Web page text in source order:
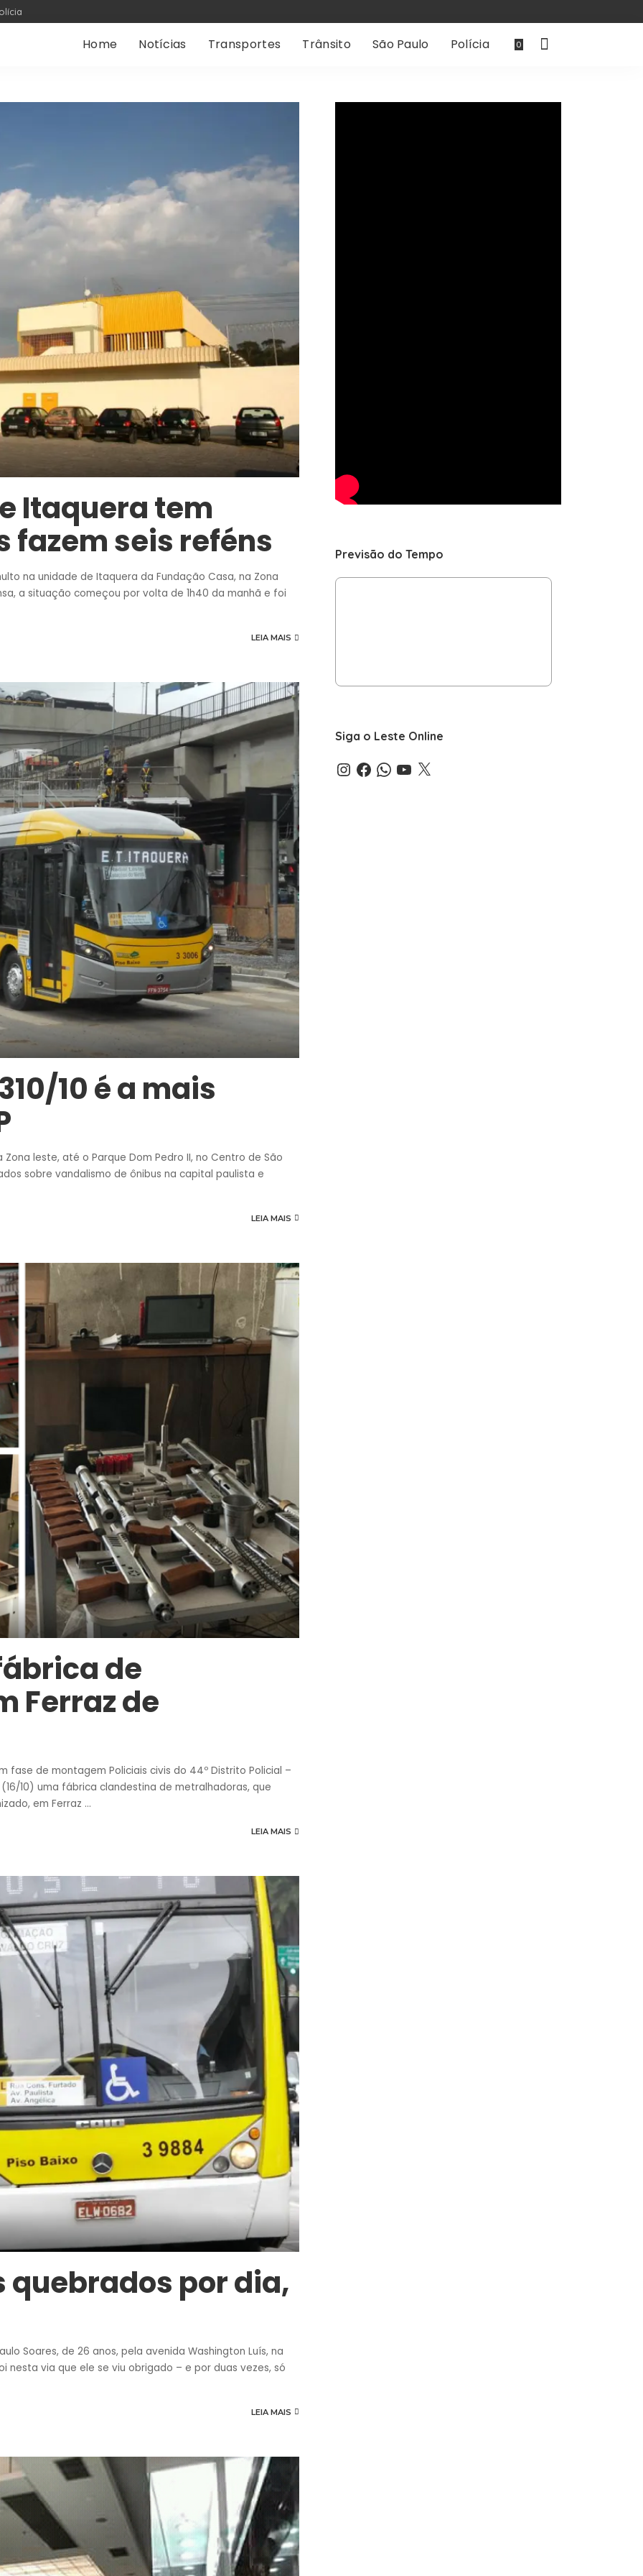
Home Notícias Transportes Trânsito São Paulo Polícia 0
Itaquera tem
fazem seis reféns
na unidade de Itaquera da Fundação Casa, na Zona
a situação começou por volta de 1h40 da manhã e foi
LEIA MAIS
10 é a mais
leste, até o Parque Dom Pedro II, no Centro de São
sobre vandalismo de ônibus na capital paulista e
LEIA MAIS
de
Ferraz de
de montagem Policiais civis do 44º Distrito Policial –
10) uma fábrica clandestina de metralhadoras, que
em Ferraz ...
LEIA MAIS
quebrados por dia,
Soares, de 26 anos, pela avenida Washington Luís, na
nesta via que ele se viu obrigado – e por duas vezes, só
LEIA MAIS
Previsão do Tempo
Siga o Leste Online
Instagram
Facebook
WhatsApp
YouTube
X